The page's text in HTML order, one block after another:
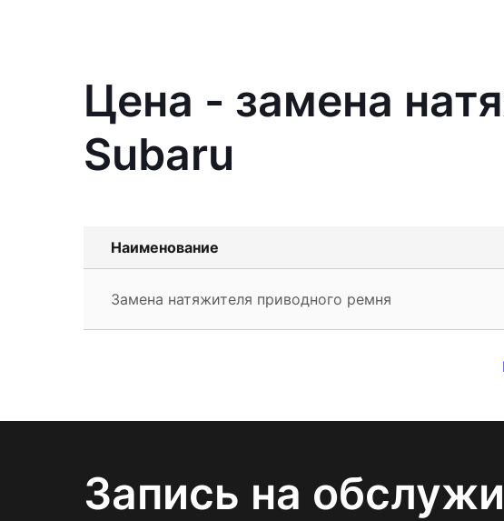
Цена - замена
Subaru
Наименование
Замена натяжителя приводного ремня
Запись на